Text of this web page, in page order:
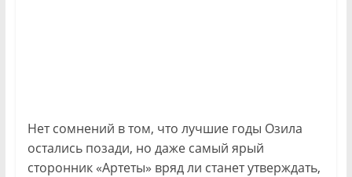
Нет сомнений в том, что лучшие годы Озила
остались позади, но даже самый ярый
сторонник «Артеты» вряд ли станет утверждать,